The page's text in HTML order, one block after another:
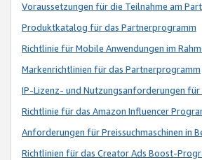
Voraussetzungen für die Teilnahme am
Produktkatalog für das Partnerprogramm
Richtlinie für Mobile Anwendungen im
Markenrichtlinien für das Partnerprogramm
IP-Lizenz- und Nutzungsanforderungen
Richtlinie für das Amazon Influencer
Anforderungen für Preissuchmaschinen in
Richtlinien für das Creator Ads Boost-